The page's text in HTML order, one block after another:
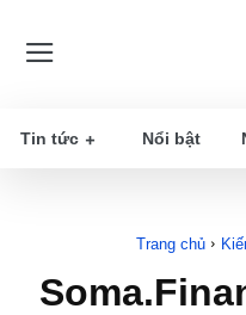
Tin tức Nổi bật
Trang chủ